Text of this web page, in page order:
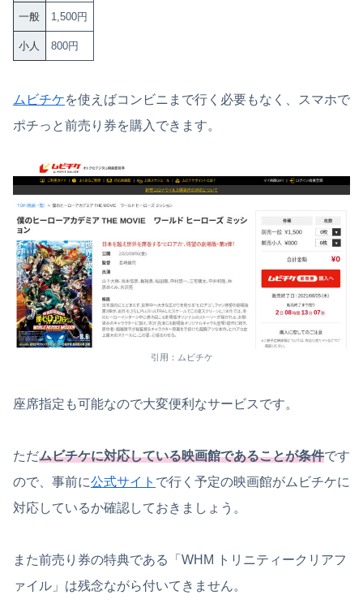
一般 1,500円
小人 800円
ムビチケを使えばコンビニまで行く必要もなく、スマホで
ポチっと前売り券を購入できます。
引用：ムビチケ
座席指定も可能なので大変便利なサービスです。
ただムビチケに対応している映画館であることが条件です
ので、事前に公式サイト で行く予定の映画館がムビチケに
対応しているか確認しておきましょう。
また前売り券の特典である「WHM トリニティークリアフ
ァイル」は残念ながら付いてきません。